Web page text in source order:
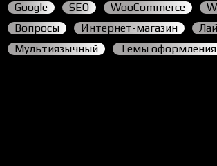
Google SEO WooCommerce
Вопросы
Интернет-магазин
Мультиязычный
Темы оформления